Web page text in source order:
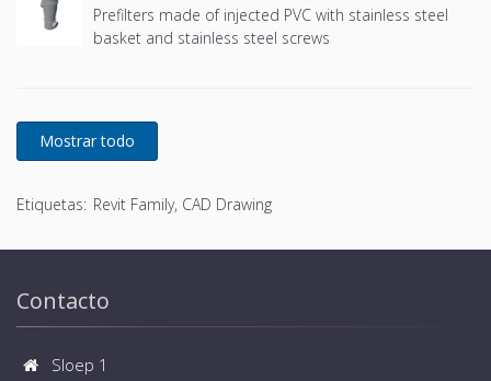
Prefilters made of injected PVC with stainless steel
basket and stainless steel screws
Etiquetas: Revit Family, CAD Drawing
Contacto
Sloep 1